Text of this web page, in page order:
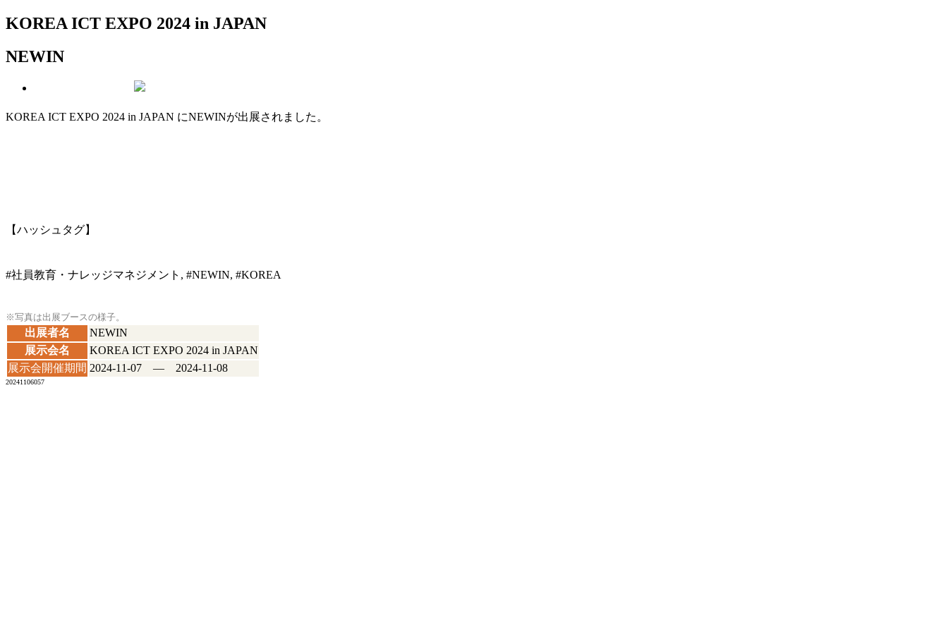
KOREA ICT EXPO 2024 in JAPAN
NEWIN
KOREA ICT EXPO 2024 in JAPAN にNEWINが出展されました。
【ハッシュタグ】
#社員教育・ナレッジマネジメント, #NEWIN, #KOREA
※写真は出展ブースの様子。
出展者名
NEWIN
展示会名
KOREA ICT EXPO 2024 in JAPAN
展示会開催期間 2024-11-07 ― 2024-11-08
20241106057